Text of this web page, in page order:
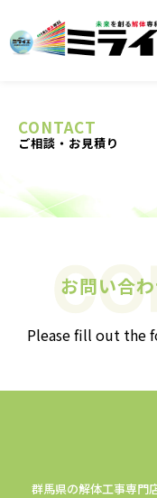
CONTACT
ご相談・お見積り
お問い合
Please fill out the
群馬県の解体工事専門